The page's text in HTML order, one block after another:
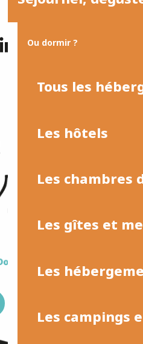
Ou dormir ?
Tous les
Les hôtels
Les chambres
Les gîtes et
Les
Les campings